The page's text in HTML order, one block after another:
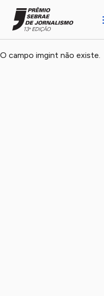
O campo imgint não existe.